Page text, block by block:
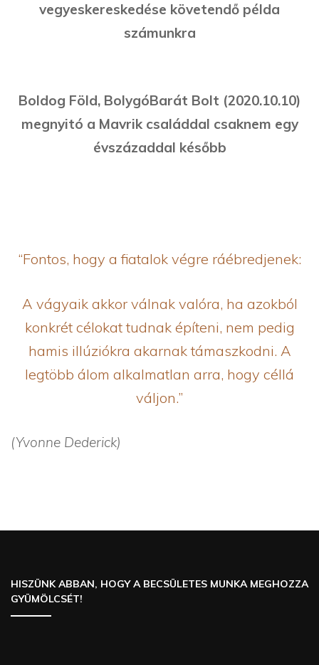
vegyeskereskedése követendő példa
számunkra
Boldog Föld, BolygóBarát Bolt (2020.10.10)
megnyitó a Mavrik családdal csaknem egy
évszázaddal később
“Fontos, hogy a fiatalok végre ráébredjenek:
A vágyaik akkor válnak valóra, ha azokból
konkrét célokat tudnak építeni, nem pedig
hamis illúziókra akarnak támaszkodni. A
legtöbb álom alkalmatlan arra, hogy céllá
váljon.”
(Yvonne Dederick)
HISZÜNK ABBAN, HOGY A BECSÜLETES MUNKA MEGHOZZA
GYÜMÖLCSÉT!